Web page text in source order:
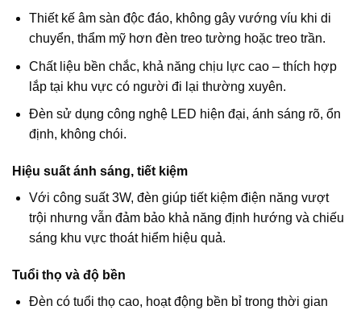
Thiết kế âm sàn độc đáo, không gây vướng víu khi di
chuyển, thẩm mỹ hơn đèn treo tường hoặc treo trần.
Chất liệu bền chắc, khả năng chịu lực cao – thích hợp
lắp tại khu vực có người đi lại thường xuyên.
Đèn sử dụng công nghệ LED hiện đại, ánh sáng rõ, ổn
định, không chói.
Hiệu suất ánh sáng, tiết kiệm
Với công suất 3W, đèn giúp tiết kiệm điện năng vượt
trội nhưng vẫn đảm bảo khả năng định hướng và chiếu
sáng khu vực thoát hiểm hiệu quả.
Tuổi thọ và độ bền
Đèn có tuổi thọ cao, hoạt động bền bỉ trong thời gian